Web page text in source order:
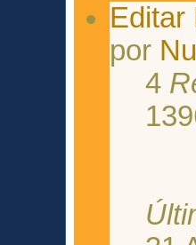
Editar
por
4